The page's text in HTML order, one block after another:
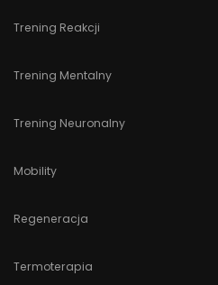
Trening Reakcji
Trening Mentalny
Trening Neuronalny
Mobility
Regeneracja
Termoterapia